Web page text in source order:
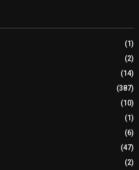
(1)
(2)
(14)
(387)
(10)
(1)
(6)
(47)
(2)